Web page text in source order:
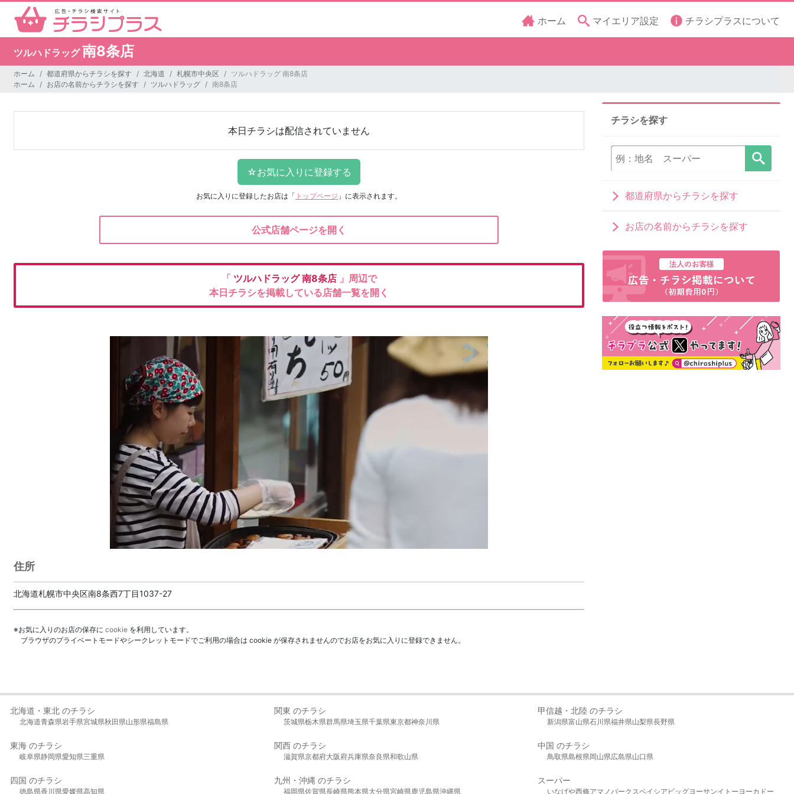
ホーム マイエリア設定 チラシプラスについて
ツルハドラッグ南8条店
ホーム 都道府県からチラシを探す 北海道 札幌市中央区
ツルハドラッグ 南8条店
ホーム
お店の名前からチラシを探す ツルハドラッグ 南8条店
本日チラシは配信されていません
お気に入りに登録したお店は 「 トップページ 」に表示されます。
公式店舗ページを開く
「 ツルハドラッグ南8条店 」周辺で
本日チラシを掲載している店舗一覧を開く
住所
北海道札幌市中央区南8条西7丁目1037-27
※お気に入りのお店の保存に cookie を利用しています。
ブラウザのプライベートモードやシークレットモードでご利用の場合は cookie が保存されませんのでお店をお気に入りに登録できません。
チラシを探す
都道府県からチラシを探す
お店の名前からチラシを探す
北海道・東北 のチラシ
北海道青森県岩手県宮城県秋田県山形県福島県
関東 のチラシ
茨城県栃木県群馬県埼玉県千葉県東京都神奈川県
甲信越・北陸 のチラシ
新潟県富山県石川県福井県山梨県長野県
東海 のチラシ
岐阜県静岡県愛知県三重県
関西 のチラシ
滋賀県京都府大阪府兵庫県奈良県和歌山県
中国 のチラシ
鳥取県島根県岡山県広島県山口県
四国 のチラシ
徳島県香川県愛媛県高知県
九州・沖縄 のチラシ
福岡県佐賀県長崎県熊本県大分県宮崎県鹿児島県沖縄県
スーパー
いなげや西條アマノパークスベイシア ビッグヨーサンイトーヨーカドー